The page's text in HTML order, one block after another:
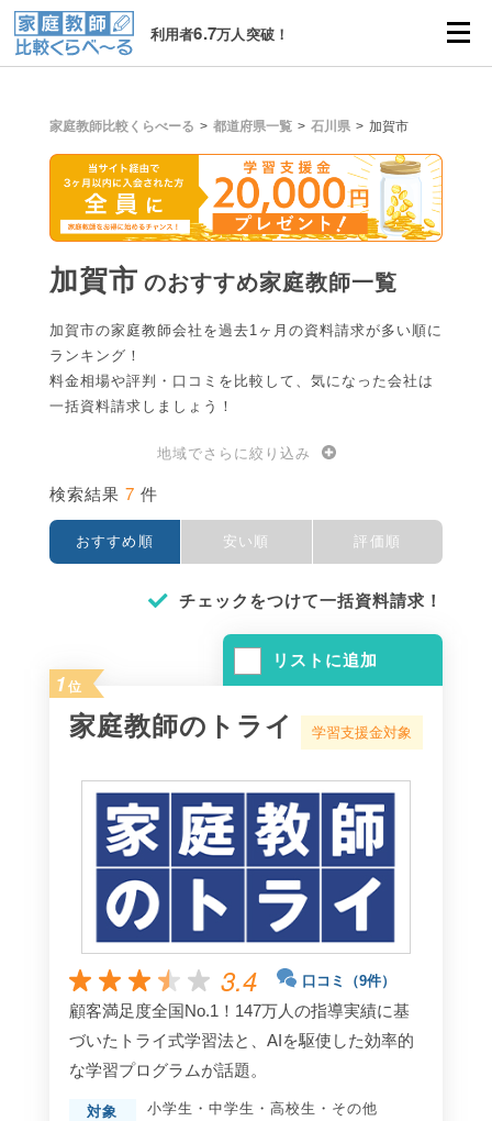
利用者6.7万人突破！
家庭教師比較くらべーる 都道府県一覧 石川県 加賀市
加賀市 のおすすめ家庭教師一覧
加賀市の家庭教師会社を過去1ヶ月の資料請求が多い順に
ランキング！
料金相場や評判・口コミを比較して、気になった会社は
一括資料請求しましょう！
地域でさらに絞り込み
検索結果 7 件
おすすめ順 安い順 評価順
チェックをつけて一括資料請求！
リストに追加
1 位
家庭教師のトライ 学習支援金対象
3.4 口コミ（9件）
顧客満足度全国No.1！147万人の指導実績に基
づいたトライ式学習法と、AIを駆使した効率的
な学習プログラムが話題。
対象 小学生 ・ 中学生 ・ 高校生 ・ その他